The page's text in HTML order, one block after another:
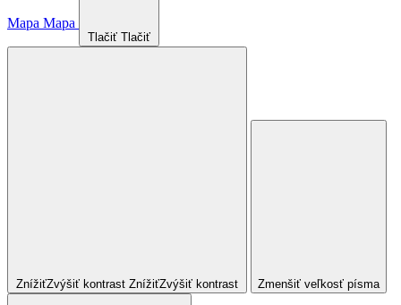
Mapa Mapa
Tlačiť Tlačiť
ZnížiťZvýšiť kontrast ZnížiťZvýšiť kontrast Zmenšiť veľkosť písma